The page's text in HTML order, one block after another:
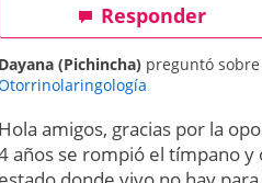
Responder
Dayana (Pichincha) preguntó sobre
Hola amigos, gracias por la
años se rompió el tímpano y